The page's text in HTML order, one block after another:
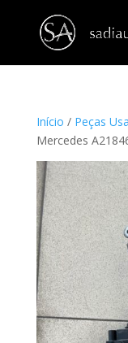
Início / Peças
Mercedes